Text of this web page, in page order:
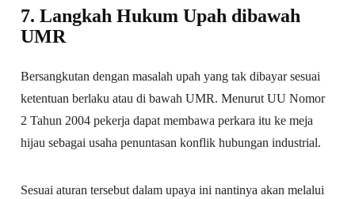
7. Langkah Hukum Upah dibawah
UMR
Bersangkutan dengan masalah upah yang tak dibayar sesuai
ketentuan berlaku atau di bawah UMR. Menurut UU Nomor
2 Tahun 2004 pekerja dapat membawa perkara itu ke meja
hijau sebagai usaha penuntasan konflik hubungan industrial.
Sesuai aturan tersebut dalam upaya ini nantinya akan melalui